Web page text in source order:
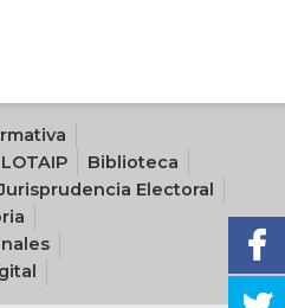
LOTAIP
Biblioteca
Electoral